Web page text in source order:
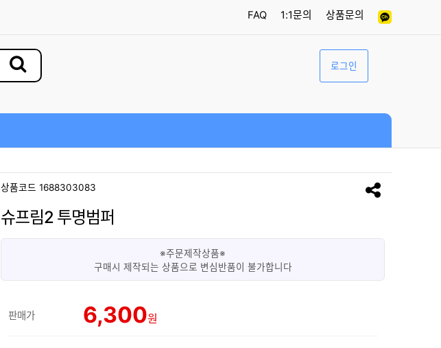
FAQ 1:1문의 상품문의
로그인
상품코드 1688303083
슈프림2 투명범퍼
※주문제작상품※
구매시 제작되는 상품으로 변심반품이 불가합니다
판매가 6,300원